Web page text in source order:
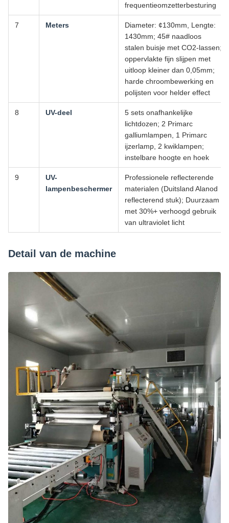
frequentieomzetterbesturing
7 Meters
Diameter: ¢130mm, Lengte:
1430mm; 45# naadloos
stalen buisje met CO2-lassen;
oppervlakte fijn slijpen met
uitloop kleiner dan 0,05mm;
harde chroombewerking en
polijsten voor helder effect
8 UV-deel
5 sets onafhankelijke
lichtdozen; 2 Primarc
galliumlampen, 1 Primarc
ijzerlamp, 2 kwiklampen;
instelbare hoogte en hoek
9
UV-
lampenbeschermer
Professionele reflecterende
materialen (Duitsland Alanod
reflecterend stuk); Duurzaam
met 30%+ verhoogd gebruik
van ultraviolet licht
Detail van de machine